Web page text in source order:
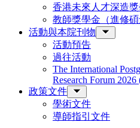
香港未來人才深造獎
教師獎學金（進修碩
活動與本院刊物
活動預告
過往活動
The International
Research Forum
政策文件
學術文件
導師指引文件